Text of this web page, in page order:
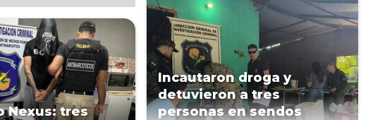
Nexus: tres
Incautaron droga y
detuvieron a tres
personas en sendos